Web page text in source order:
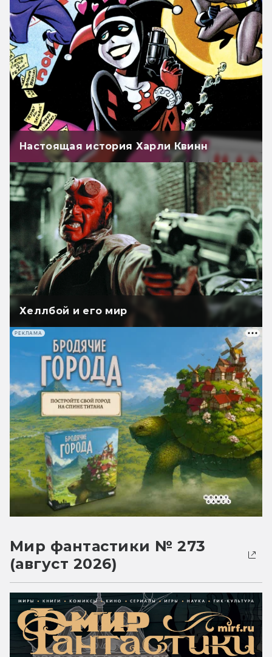
Настоящая история Харли Квинн
Хеллбой и его мир
РЕКЛАМА
Мир фантастики № 273
(август 2026)